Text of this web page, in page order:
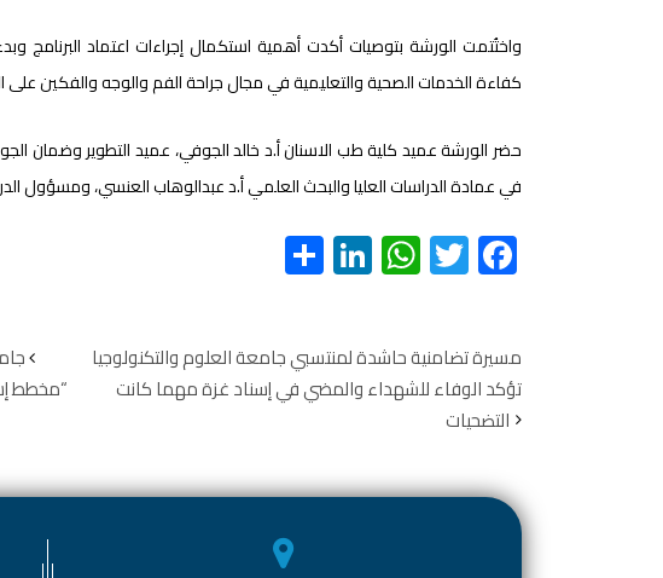
واختُتمت الورشة بتوصيات أكدت أهمية استكمال إجراءات اعتماد
كفاءة الخدمات الصحية والتعليمية في مجال جراحة الفم والوجه والفكين
حضر الورشة عميد كلية طب الاسنان أ.د خالد الجوفي، عميد التطوير وضمان
في عمادة الدراسات العليا والبحث العلمي أ.د عبدالوهاب العنسي، ومسؤول
F
ac
e
b
o
ok
T
wi
tt
er
W
h
at
s
A
p
Li
nk
e
dI
n
ar
e
“مخطط
مسيرة تضامنية حاشدة لمنتسبي جامعة العلوم والتكنولوجيا
تؤكد الوفاء للشهداء والمضي في إسناد غزة مهما كانت
التضحيات